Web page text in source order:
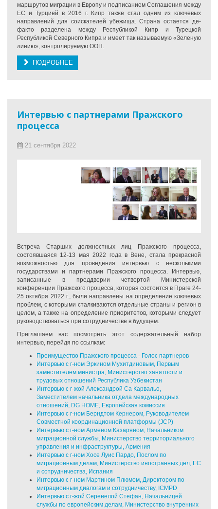
маршрутов миграции в Европу и подписанием Соглашения между
ЕС и Турцией в 2016 г. Кипр также стал одним из ключевых
направлений для соискателей убежища. Страна остается де-
факто разделена между Республикой Кипр и Турецкой
Республикой Северного Кипра и имеет так называемую «Зеленую
линию», контролируемую ООН.
ПОДРОБНЕЕ
Интервью с партнерами Пражского
процесса
21 сентября 2022
Встреча Старших должностных лиц Пражского процесса,
состоявшаяся 12-13 мая 2022 года в Вене, стала прекрасной
возможностью для проведения интервью с несколькими
государствами и партнерами Пражского процесса. Интервью,
записанные в преддверии четвертой Министерской
конференции Пражского процесса, которая состоится в Праге 24-
25 октября 2022 г., были направлены на определение ключевых
проблем, с которыми сталкиваются отдельные страны и регион в
целом, а также на определение приоритетов, которыми следует
руководствоваться при сотрудничестве в будущем.
Приглашаем вас посмотреть этот содержательный набор
интервью, перейдя по ссылкам:
Преимущество Пражского процесса - Голос партнеров
Интервью с г-ном Эркином Мухитдиновым, Первым
заместителем министра, Министерство занятости и
трудовых отношений Республика Узбекистан
Интервью с г-жой Александрой Са Карвальо,
Заместителем начальника отдела международных
отношений, DG HOME, Европейская комиссия
Интервью с г-ном Берндтом Кернером, Руководителем
Совместной координационной платформы (JCP)
Интервью с г-ном Арменом Казаряном, Начальником
миграционной службы, Министерство территориального
управления и инфраструктуры, Армения
Интервью с г-ном Хосе Луис Пардо, Послом по
миграционным делам, Министерство иностранных дел, ЕС
и сотрудничества, Испания
Интервью с г-ном Мартином Плюмом, Директором по
миграционным диалогам и сотрудничеству, ICMPD
Интервью с г-жой Серенелой Стефан, Начальницей
службы по европейским делам, Министерство внутренних